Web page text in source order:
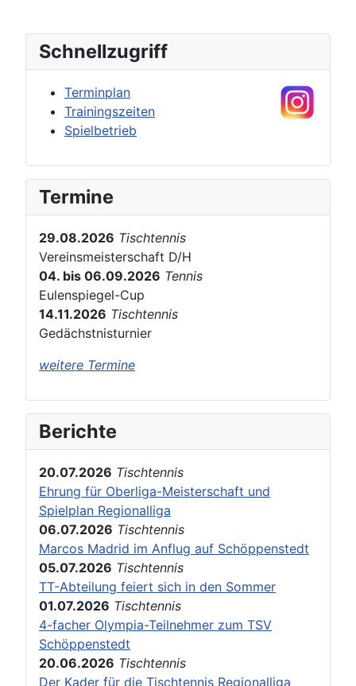
Schnellzugriff
Terminplan
Trainingszeiten
Spielbetrieb
Termine
29.08.2026 Tischtennis
Vereinsmeisterschaft D/H
04. bis 06.09.2026 Tennis
Eulenspiegel-Cup
14.11.2026 Tischtennis
Gedächstnisturnier
weitere Termine
Berichte
20.07.2026 Tischtennis
Ehrung für Oberliga-Meisterschaft und
Spielplan Regionalliga
06.07.2026 Tischtennis
Marcos Madrid im Anflug auf Schöppenstedt
05.07.2026 Tischtennis
TT-Abteilung feiert sich in den Sommer
01.07.2026 Tischtennis
4-facher Olympia-Teilnehmer zum TSV
Schöppenstedt
20.06.2026 Tischtennis
Der Kader für die Tischtennis Regionalliga